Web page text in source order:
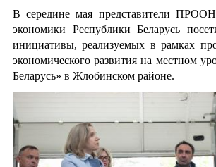
В середине мая представители
экономики Республики Беларусь
инициативы, реализуемых в рамках
экономического развития на местном
Беларусь» в Жлобинском районе.